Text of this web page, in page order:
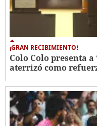
¡GRAN RECIBIMIENTO!
Colo Colo presenta a
aterrizó como